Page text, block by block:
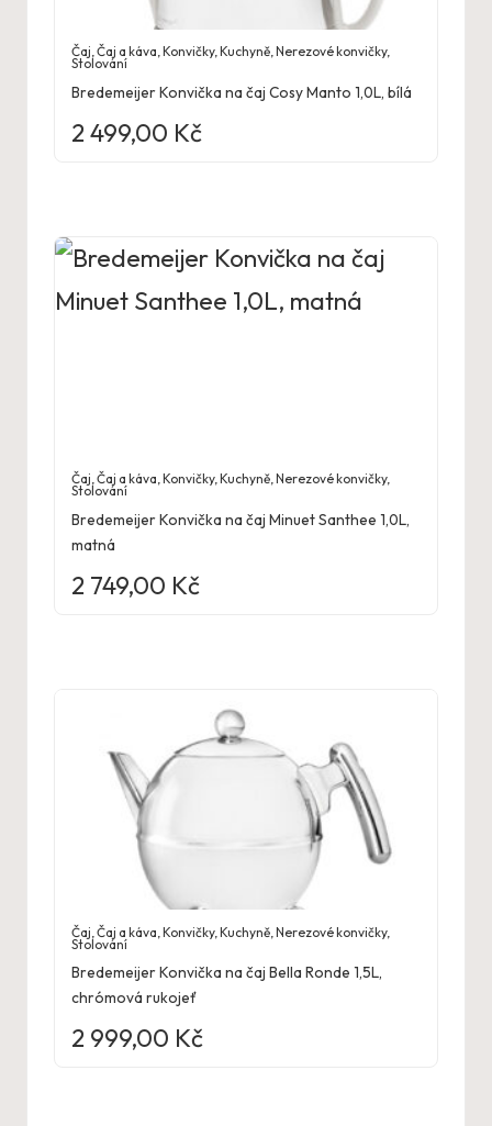
Čaj ,Čaj a káva ,Konvičky,Kuchyně ,Nerezové konvičky,
Stolování
Bredemeijer Konvička na čaj Cosy Manto 1,0L, bílá
2 499,00 Kč
Čaj,Čaj a káva,Konvičky,Kuchyně,Nerezové konvičky,
Stolování
Bredemeijer Konvička na čaj Minuet Santhee 1,0L,
matná
2 749,00 Kč
Čaj ,Čaj a káva ,Konvičky,Kuchyně ,Nerezové konvičky,
Stolování
Bredemeijer Konvička na čaj Bella Ronde 1,5L,
chrómová rukojeť
2 999,00 Kč